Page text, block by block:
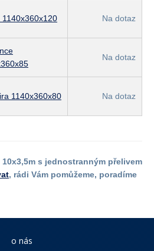
1140x360x120 Na dotaz
Na dotaz
1140x360x80 Na dotaz
s jednostranným přelivem
, rádi Vám pomůžeme, poradíme
o nás